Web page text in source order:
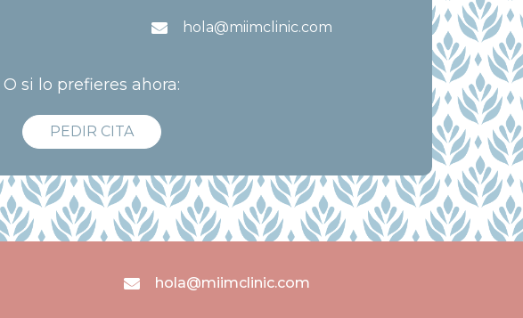
hola@miimclinic.com
O si lo prefieres ahora:
PEDIR CITA
hola@miimclinic.com